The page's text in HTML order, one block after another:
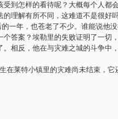
到怎样的看待呢？大概每个人都
理解有所不同，这难道不是很好
一年，也苍老了不少。谁能说他
答案？埃勒里的失败证明了一切
相反，他在与灾难之城的斗争
在莱特小镇里的灾难尚未结束，它